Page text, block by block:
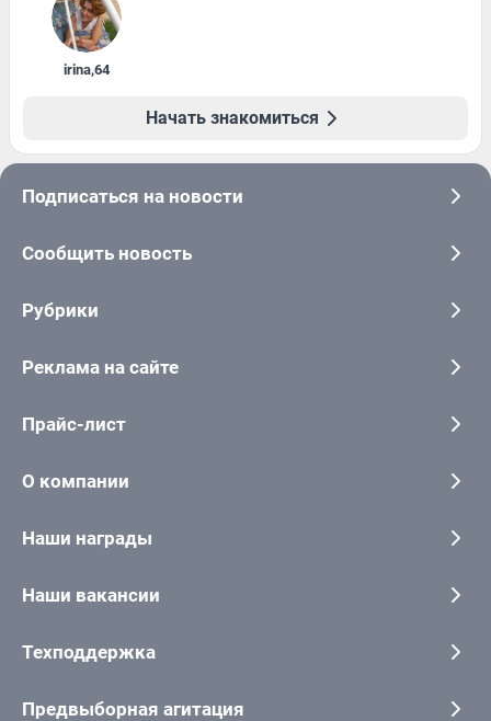
irina,64
Начать знакомиться
Подписаться на новости
Сообщить новость
Рубрики
Реклама на сайте
Прайс-лист
О компании
Наши награды
Наши вакансии
Техподдержка
Предвыборная агитация